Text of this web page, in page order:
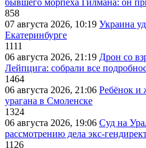
бывшего морпеха Гилмана: он
858
07 августа 2026, 10:19 Украина
Екатеринбурге
1111
06 августа 2026, 21:19 Дрон со
Лейпцига: собрали все
1464
06 августа 2026, 21:06 Ребёнок и
урагана в Смоленске
1324
06 августа 2026, 19:06 Суд на
рассмотрению дела экс-
1126